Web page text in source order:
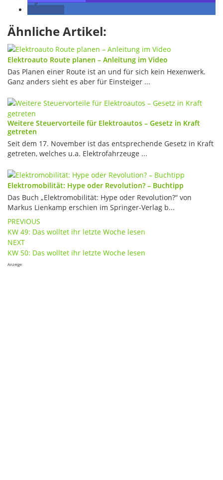
Ähnliche Artikel:
Elektroauto Route planen – Anleitung im Video
Das Planen einer Route ist an und für sich kein Hexenwerk.
Ganz anders sieht es aber für Einsteiger ...
Weitere Steuervorteile für Elektroautos – Gesetz in Kraft
getreten
Seit dem 17. November ist das entsprechende Gesetz in Kraft
getreten, welches u.a. Elektrofahrzeuge ...
Elektromobilität: Hype oder Revolution? – Buchtipp
Das Buch „Elektromobilität: Hype oder Revolution?“ von
Markus Lienkamp erschien im Springer-Verlag b...
Post
navigation
PREVIOUS
KW 49: Das wolltet ihr letzte Woche lesen
NEXT
KW 50: Das wolltet ihr letzte Woche lesen
Anzeige: